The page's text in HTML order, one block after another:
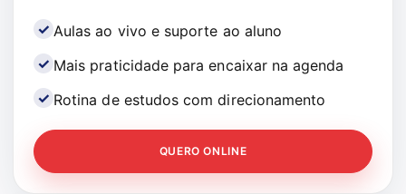
Aulas ao vivo e suporte ao aluno
Mais praticidade para encaixar na agenda
Rotina de estudos com direcionamento
QUERO ONLINE